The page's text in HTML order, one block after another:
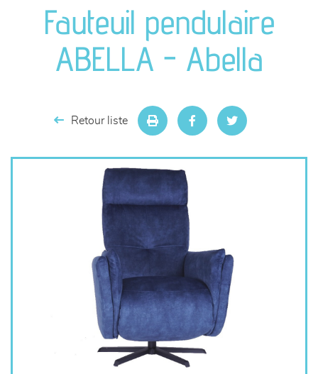
séjours
meubles de complément
Fauteuil pendulaire
ABELLA - Abella
Retour liste